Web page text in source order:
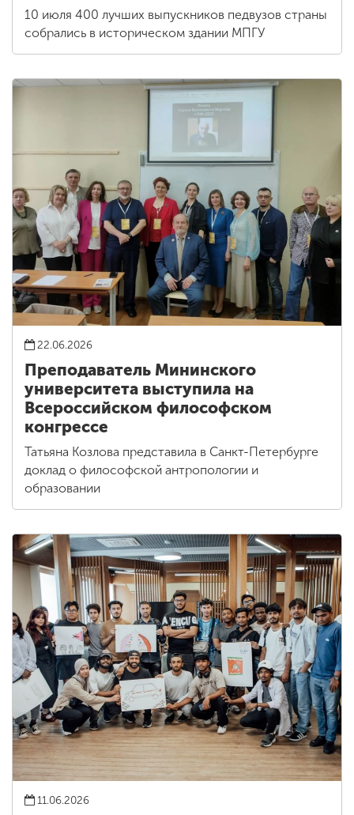
10 июля 400 лучших выпускников педвузов страны
собрались в историческом здании МПГУ
22.06.2026
Преподаватель Мининского
университета выступила на
Всероссийском философском
конгрессе
Татьяна Козлова представила в Санкт-Петербурге
доклад о философской антропологии и
образовании
11.06.2026